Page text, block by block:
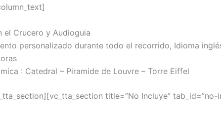
el Crucero y Audioguia
personalizado durante todo el recorrido, Idioma
: Catedral – Piramide de Louvre – Torre Eiffel
title=”No Incluye” tab_id=”no-